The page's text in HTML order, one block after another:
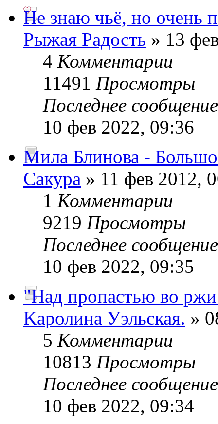
Не знаю чьё, но очень
Рыжая Радость » 13
4 Комментарии
11491 Просмотры
Последнее
10 фев 2022, 09:36
Мила Блинова -
Сакура » 11 фев 2012,
1 Комментарии
9219 Просмотры
Последнее
10 фев 2022, 09:35
"Над пропастью во
Kaролина Уэльская. »
5 Комментарии
10813 Просмотры
Последнее
10 фев 2022, 09:34